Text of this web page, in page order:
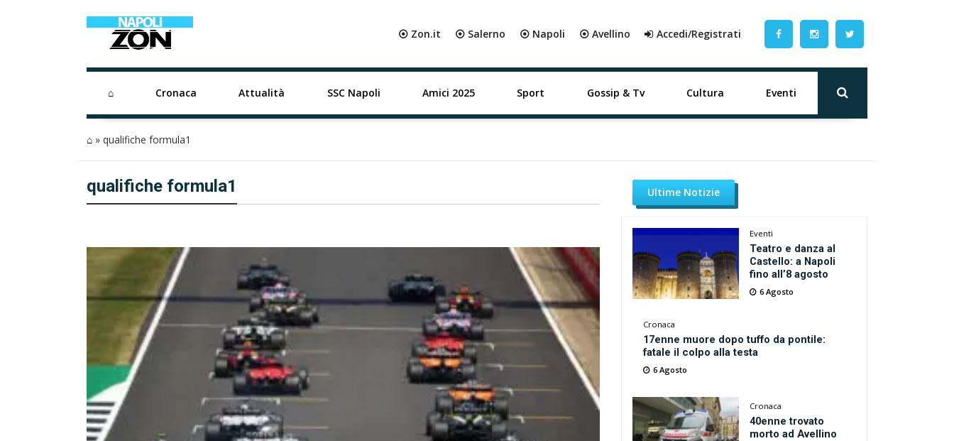
⦿ Zon.it ⦿ Salerno ⦿ Napoli ⦿ Avellino Accedi/Registrati
⌂ Cronaca Attualità SSC Napoli Amici 2025 Sport Gossip & Tv Cultura Eventi
⌂ » qualifiche formula1
qualifiche formula1 Ultime Notizie
Eventi
Teatro e danza al
Castello: a Napoli
fino all’8 agosto
6 Agosto
Cronaca
17enne muore dopo tuffo da pontile:
fatale il colpo alla testa
6 Agosto
Cronaca
40enne trovato
morto ad Avellino